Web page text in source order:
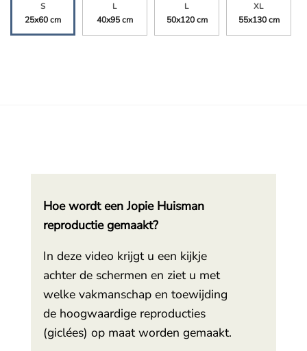
S
25x60 cm
L
40x95 cm
L
50x120 cm
XL
55x130 cm
Hoe wordt een Jopie Huisman
reproductie gemaakt?
In deze video krijgt u een kijkje
achter de schermen en ziet u met
welke vakmanschap en toewijding
de hoogwaardige reproducties
(giclées) op maat worden gemaakt.